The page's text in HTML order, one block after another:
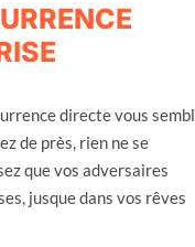
directe vous
de près, rien ne se
que vos adversaires
jusque dans vos rêves